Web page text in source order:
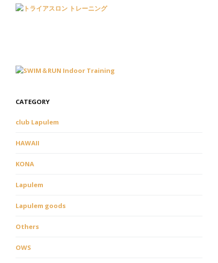
CATEGORY
club Lapulem
HAWAII
KONA
Lapulem
Lapulem goods
Others
OWS